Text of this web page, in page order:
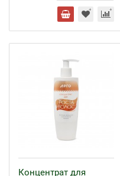
Концентрат для